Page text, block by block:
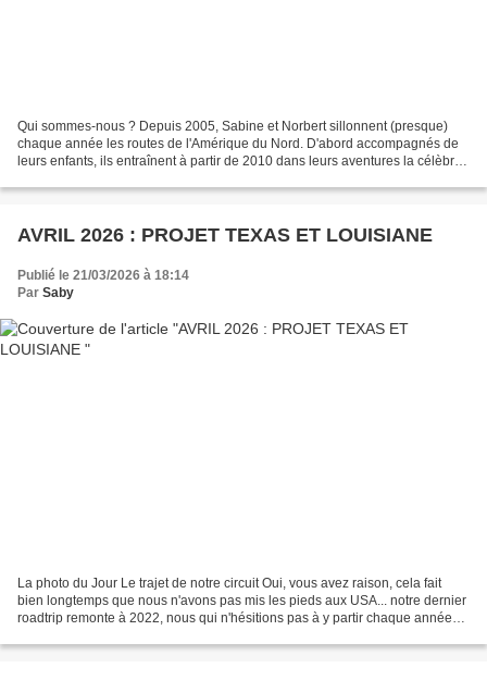
Qui sommes-nous ? Depuis 2005, Sabine et Norbert sillonnent (presque)
chaque année les routes de l'Amérique du Nord. D'abord accompagnés de
leurs enfants, ils entraînent à partir de 2010 dans leurs aventures la célèbre
AVRIL 2026 : PROJET TEXAS ET LOUISIANE
Publié le 21/03/2026 à 18:14
Par Saby
La photo du Jour Le trajet de notre circuit Oui, vous avez raison, cela fait
bien longtemps que nous n'avons pas mis les pieds aux USA... notre dernier
roadtrip remonte à 2022, nous qui n'hésitions pas à y partir chaque année